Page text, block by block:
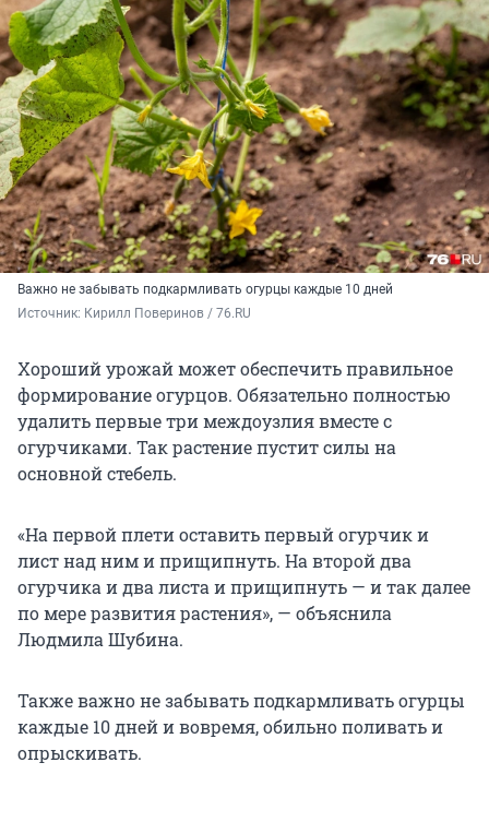
Важно не забывать подкармливать огурцы каждые 10 дней
Источник: Кирилл Поверинов / 76.RU
Хороший урожай может обеспечить правильное
формирование огурцов. Обязательно полностью
удалить первые три междоузлия вместе с
огурчиками. Так растение пустит силы на
основной стебель.
«На первой плети оставить первый огурчик и
лист над ним и прищипнуть. На второй два
огурчика и два листа и прищипнуть — и так далее
по мере развития растения», — объяснила
Людмила Шубина.
Также важно не забывать подкармливать огурцы
каждые 10 дней и вовремя, обильно поливать и
опрыскивать.